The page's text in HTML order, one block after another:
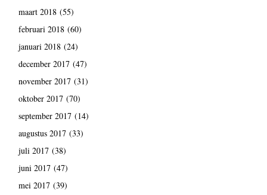
maart 2018(55)
februari 2018(60)
januari 2018(24)
december 2017(47)
november 2017(31)
oktober 2017(70)
september 2017(14)
augustus 2017(33)
juli 2017(38)
juni 2017(47)
mei 2017(39)